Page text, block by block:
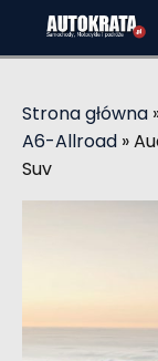
Strona główna
A6-Allroad »
Suv